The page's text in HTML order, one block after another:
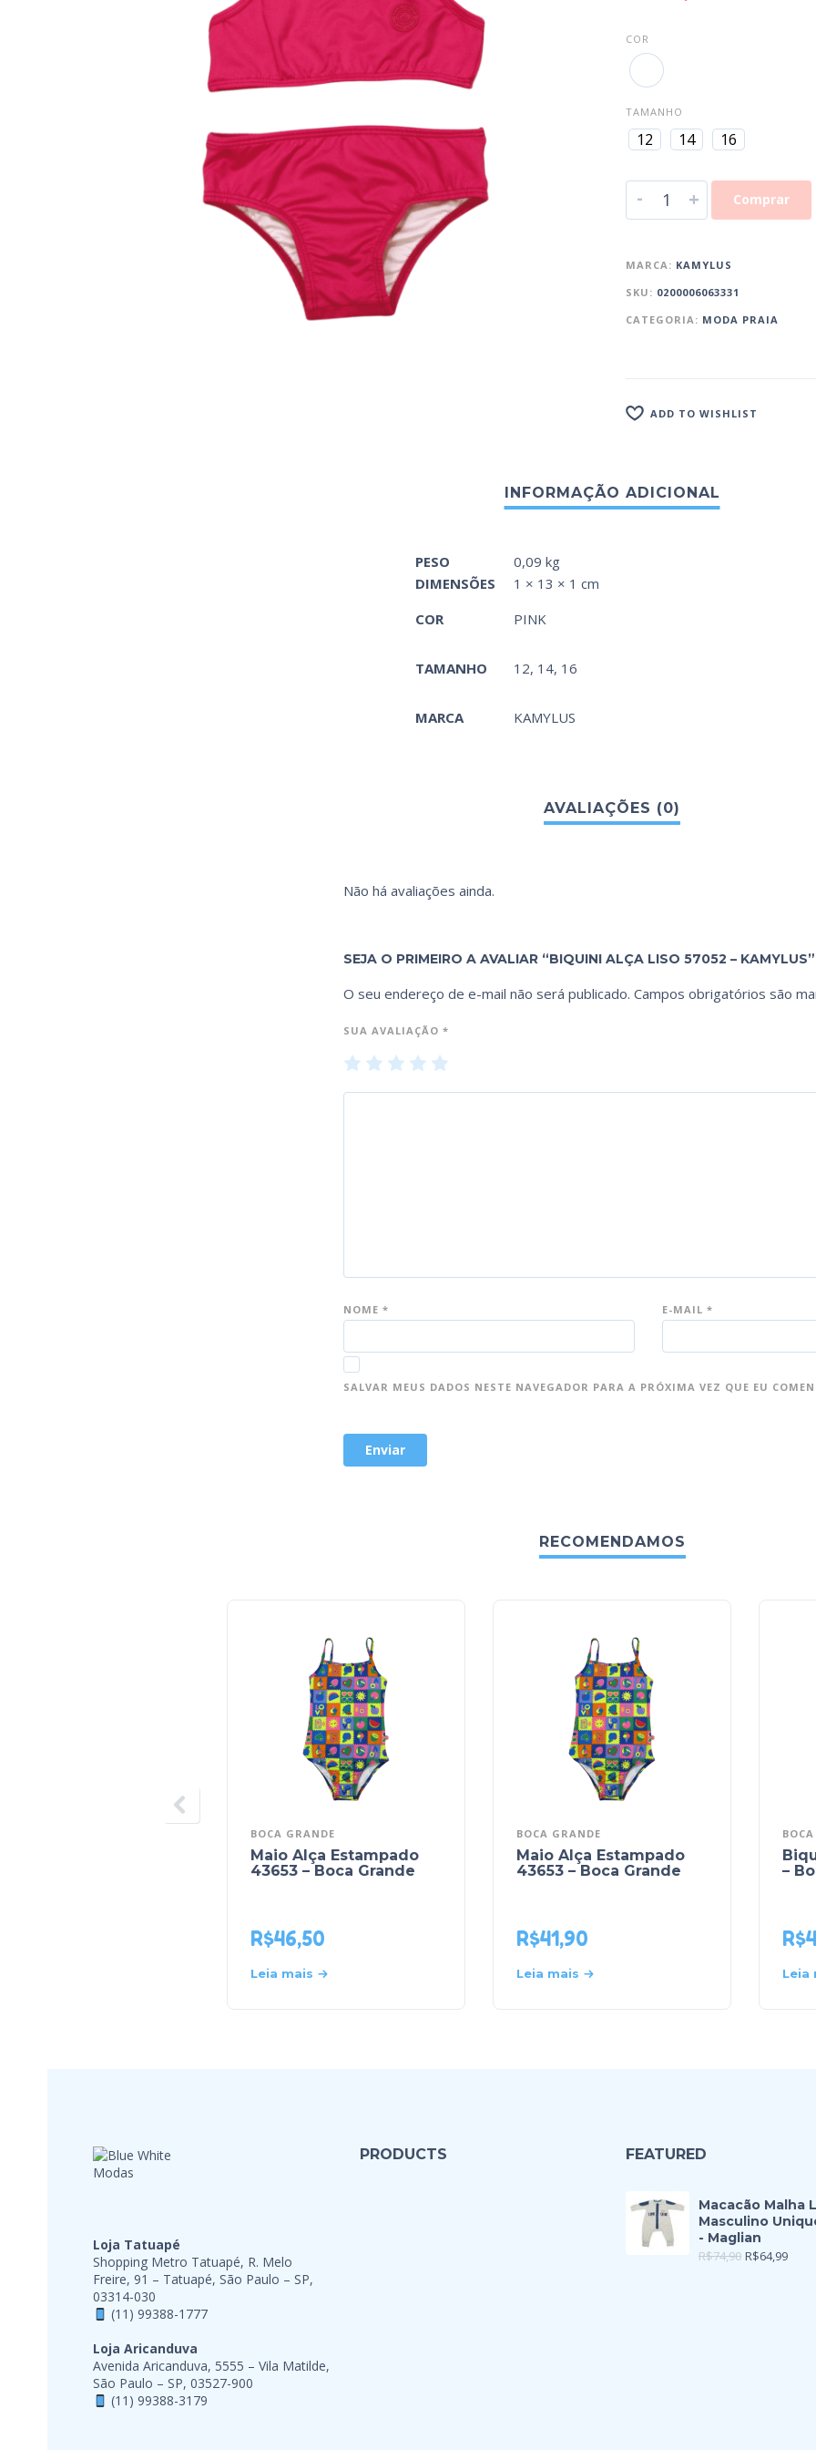
COR
TAMANHO
12 14 16
- + Comprar
MARCA: KAMYLUS
SKU: 0200006063331
CATEGORIA: MODA PRAIA
ADD TO WISHLIST
PESO
0,09 kg
DIMENSÕES
1 × 13 × 1 cm
COR
PINK
TAMANHO 12, 14, 16
MARCA KAMYLUS
Não há avaliações ainda.
SEJA O PRIMEIRO A AVALIAR “BIQUINI ALÇA LISO 57052 – KAMYLUS”
O seu endereço de e-mail não será publicado. Campos obrigatórios são
SUA AVALIAÇÃO *
1 2 3 4
NOME * E-MAIL *
SALVAR MEUS DADOS NESTE NAVEGADOR PARA A PRÓXIMA VEZ QUE EU
RECOMENDAMOS
BOCA GRANDE
Maio Alça Estampado
43653 – Boca Grande
R$46,50
Leia mais
BOCA GRANDE
Maio Alça Estampado
43653 – Boca Grande
R$41,90
Leia mais
–
R$
Leia
Loja Tatuapé
Shopping Metro Tatuapé, R. Melo
Freire, 91 – Tatuapé, São Paulo – SP,
03314-030
(11) 99388-1777
Loja Aricanduva
Avenida Aricanduva, 5555 – Vila Matilde,
São Paulo – SP, 03527-900
(11) 99388-3179
PRODUCTS FEATURED
Macacão Malha
Masculino
- Maglian
R$74,90 R$64,99